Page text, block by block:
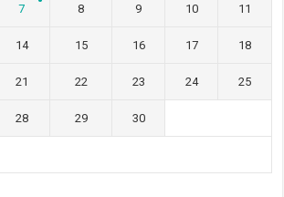
7 8 9 10 11
14 15 16 17 18
21 22 23 24 25
28 29 30